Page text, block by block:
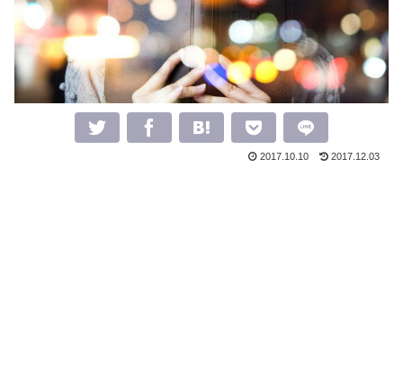
2017.10.10 2017.12.03